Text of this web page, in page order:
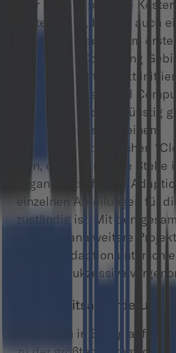
Hier kann bspw. eine
weiterhelfen, bei der auch
nicht fehlen sollte. Um erste
dem Cloud Computing
sollte ein Pilotprojekt
auf Grund des Cloud
schnell und kostengünstig
kann. Dieses sollte einem
Gesamtverantwortlichen
sein, der als zentrale Stelle
Organisation für die
einzelnen Abteilungen für
zuständig ist. Mit den
können dann weitere
und die Adaption
Services sukzessive
Sicherheitsanforderungen
Bedenken in Bezug auf die